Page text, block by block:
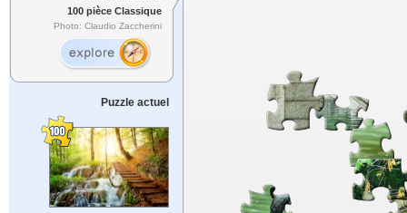
100 pièce Classique
Photo: Claudio Zaccherini
Puzzle actuel